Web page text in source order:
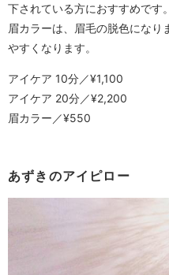
下されている方におすすめです。
眉カラーは、眉毛の脱色になり
やすくなります。
アイケア 10分／¥1,100
アイケア 20分／¥2,200
眉カラー／¥550
あずきのアイピロー